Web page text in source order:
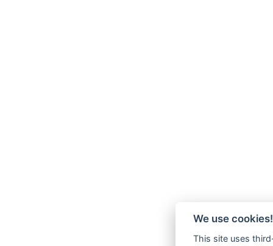
We use cookies!
This site uses